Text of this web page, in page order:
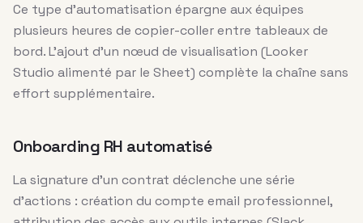
Ce type d’automatisation épargne aux équipes
plusieurs heures de copier-coller entre tableaux de
bord. L’ajout d’un nœud de visualisation (Looker
Studio alimenté par le Sheet) complète la chaîne sans
effort supplémentaire.
Onboarding RH automatisé
La signature d’un contrat déclenche une série
d’actions : création du compte email professionnel,